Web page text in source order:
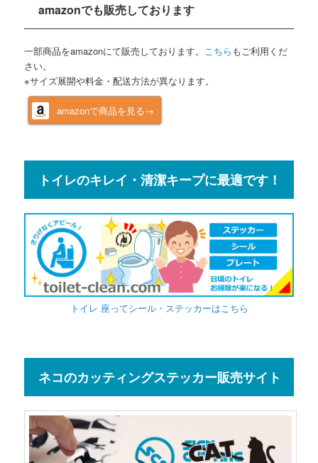
amazonでも販売しております
一部商品をamazonにて販売しております。 こちら もご利用くだ
さい。
※サイズ展開や料金・配送方法が異なります。
amazonで商品を見る→
トイレのキレイ・清潔キープに最適です！
トイレ 座ってシール・ステッカーはこちら
ネコのカッティングステッカー販売サイト